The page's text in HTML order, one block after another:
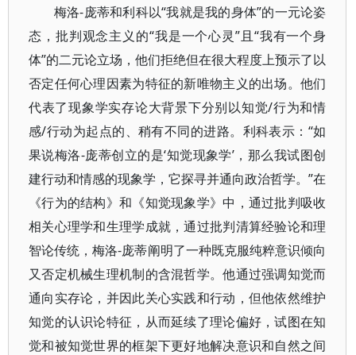
梅洛-庞蒂和利科以“我就是我的身体”的一元论姿
态，批判观念主义的“我是一个心灵”且“我有一个身
体”的二元论立场，他们拒绝但在很大程度上预示了以
否定任何心理因素为特征的新唯物主义的出场。他们
代表了现象学实存论大背景下分别以知觉/行为和情
感/行动为起点的、稍有不同的进路。利科表示：“如
果说梅洛-庞蒂创立的是‘知觉现象学’，那么我试图创
建行动和情感的现象学，它探寻并通向政治哲学。”在
《行为的结构》和《知觉现象学》中，通过批判吸收
相关心理学和生理学成就，通过批判清算经验论和理
智论传统，梅洛-庞蒂阐明了一种既克服纯粹意识倾向
又否定机械生理机制的含混哲学。他通过强调知觉而
通向实存论，并因此关心实践和行动，但他依然维护
知觉的认识论特征，从而延续了理论偏好，试图在知
觉和被知觉世界的框架下更好地解决意识和自然之间